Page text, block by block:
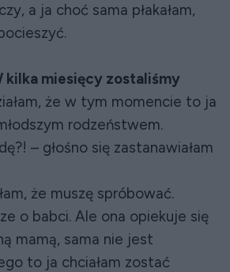
a ja choć sama płakałam,
kilka miesięcy zostaliśmy
że w tym momencie to ja
rodzeństwem.
– głośno się zastanawiałam
że muszę spróbować.
o babci. Ale ona opiekuje się
mamą, sama nie jest
to ja chciałam zostać